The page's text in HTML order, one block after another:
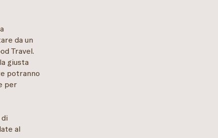
da un
Travel.
giusta
potranno
per
di
al